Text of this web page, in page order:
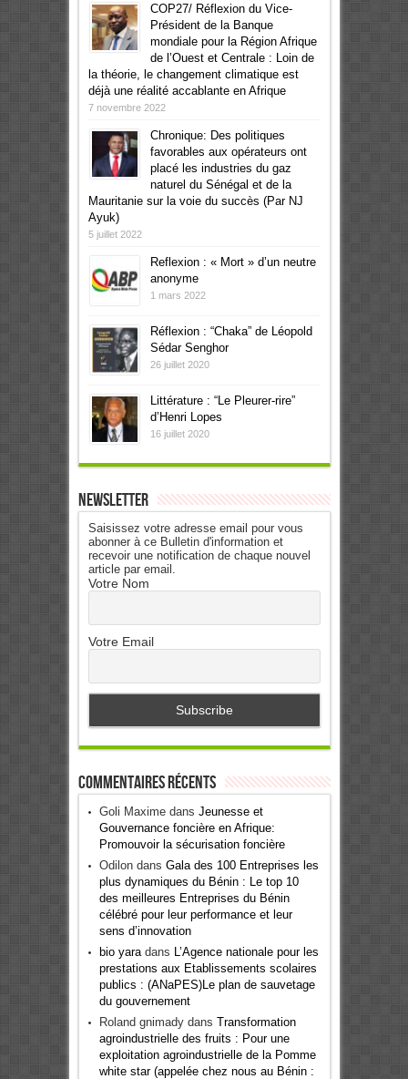
COP27/ Réflexion du Vice-
Président de la Banque
mondiale pour la Région Afrique
de l’Ouest et Centrale : Loin de
la théorie, le changement climatique est
déjà une réalité accablante en Afrique
7 novembre 2022
Chronique: Des politiques
favorables aux opérateurs ont
placé les industries du gaz
naturel du Sénégal et de la
Mauritanie sur la voie du succès (Par NJ
Ayuk)
5 juillet 2022
Reflexion : « Mort » d’un neutre
anonyme
1 mars 2022
Réflexion : “Chaka” de Léopold
Sédar Senghor
26 juillet 2020
Littérature : “Le Pleurer-rire”
d’Henri Lopes
16 juillet 2020
Newsletter
Saisissez votre adresse email pour vous
abonner à ce Bulletin d'information et
recevoir une notification de chaque nouvel
article par email.
Votre Nom
Votre Email
Commentaires récents
Goli Maximedans Jeunesse et
Gouvernance foncière en Afrique:
Promouvoir la sécurisation foncière
Odilondans Gala des 100 Entreprises les
plus dynamiques du Bénin : Le top 10
des meilleures Entreprises du Bénin
célébré pour leur performance et leur
sens d’innovation
bio yaradans L’Agence nationale pour les
prestations aux Etablissements scolaires
publics : (ANaPES)Le plan de sauvetage
du gouvernement
Roland gnimadydans Transformation
agroindustrielle des fruits : Pour une
exploitation agroindustrielle de la Pomme
white star (appelée chez nous au Bénin :